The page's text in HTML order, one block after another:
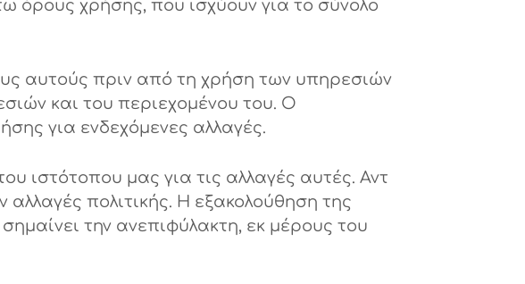
όρους χρήσης, που ισχύουν για το σύνολο
αυτούς πριν από τη χρήση των υπηρεσιών
και του περιεχομένου του. Ο
για ενδεχόμενες αλλαγές.
ιστότοπου μας για τις αλλαγές αυτές. Αντ
αλλαγές πολιτικής. Η εξακολούθηση της
την ανεπιφύλακτη, εκ μέρους του